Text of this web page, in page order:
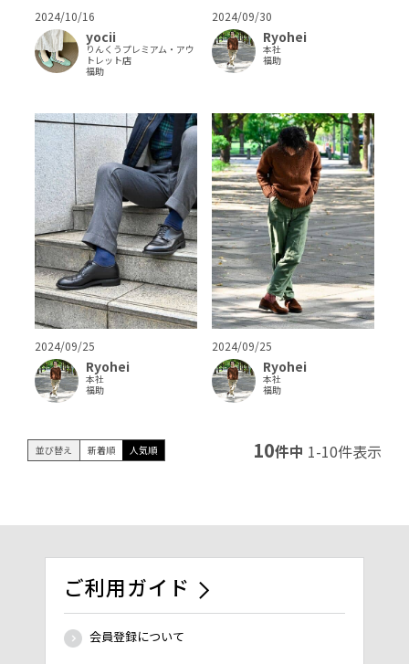
2024/10/16
yocii
りんくうプレミアム・アウ
トレット店
福助
2024/09/30
Ryohei
本社
福助
2024/09/25
Ryohei
本社
福助
2024/09/25
Ryohei
本社
福助
並び替え 新着順 人気順 10件中 1-10件表示
ご利用ガイド
会員登録について